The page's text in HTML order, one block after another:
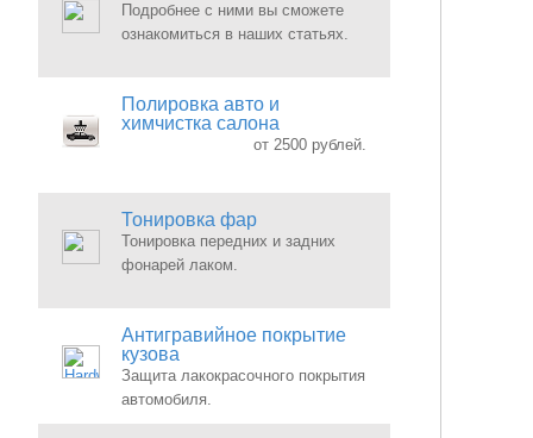
Подробнее с ними вы сможете
ознакомиться в наших статьях.
Полировка авто и
химчистка салона
от 2500 рублей.
Тонировка фар
Тонировка передних и задних
фонарей лаком.
Антигравийное покрытие
кузова
Защита лакокрасочного покрытия
автомобиля.